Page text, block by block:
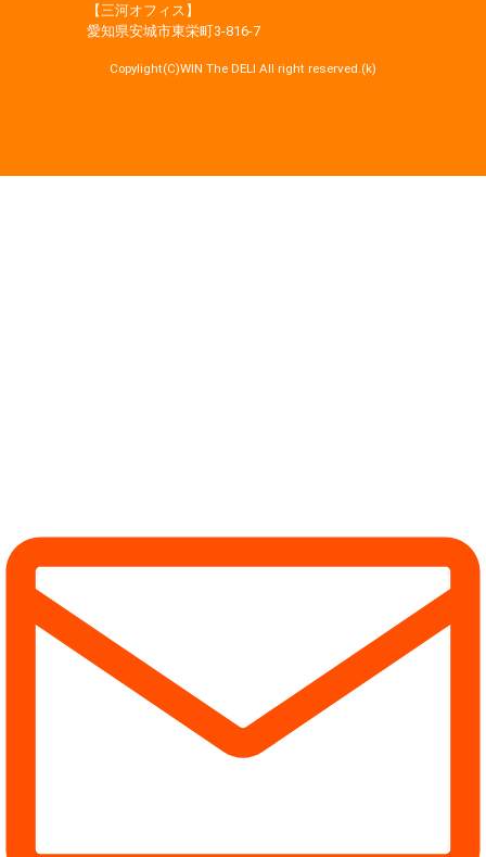
【三河オフィス】
愛知県安城市東栄町3‐816‐7
Copylight(C)WIN The DELI All right reserved.(k)